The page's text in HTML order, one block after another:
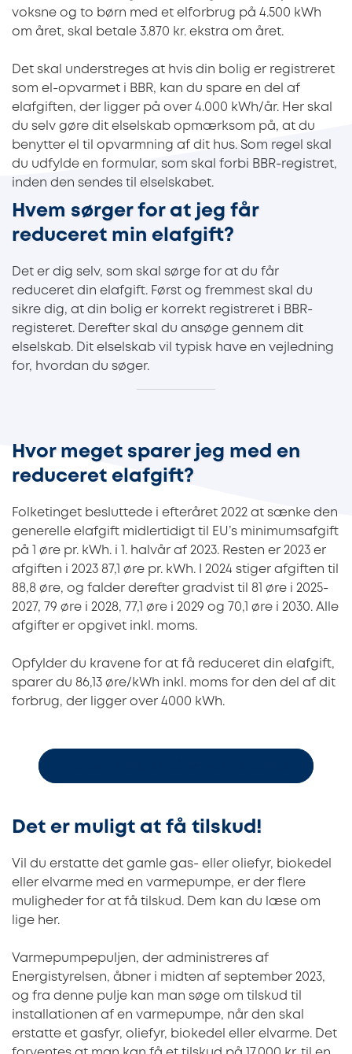
voksne og to børn med et elforbrug på 4.500 kWh
om året, skal betale 3.870 kr. ekstra om året.
Det skal understreges at hvis din bolig er registreret
som el-opvarmet i BBR, kan du spare en del af
elafgiften, der ligger på over 4.000 kWh/år. Her skal
du selv gøre dit elselskab opmærksom på, at du
benytter el til opvarmning af dit hus. Som regel skal
du udfylde en formular, som skal forbi BBR-registret,
inden den sendes til elselskabet.
Hvem sørger for at jeg får
reduceret min elafgift?
Det er dig selv, som skal sørge for at du får
reduceret din elafgift. Først og fremmest skal du
sikre dig, at din bolig er korrekt registreret i BBR-
registeret. Derefter skal du ansøge gennem dit
elselskab. Dit elselskab vil typisk have en vejledning
for, hvordan du søger.
Hvor meget sparer jeg med en
reduceret elafgift?
Folketinget besluttede i efteråret 2022 at sænke den
generelle elafgift midlertidigt til EU’s minimumsafgift
på 1 øre pr. kWh. i 1. halvår af 2023. Resten er 2023 er
afgiften i 2023 87,1 øre pr. kWh. I 2024 stiger afgiften til
88,8 øre, og falder derefter gradvist til 81 øre i 2025-
2027, 79 øre i 2028, 77,1 øre i 2029 og 70,1 øre i 2030. Alle
afgifter er opgivet inkl. moms.
Opfylder du kravene for at få reduceret din elafgift,
sparer du 86,13 øre/kWh inkl. moms for den del af dit
forbrug, der ligger over 4000 kWh.
Det er muligt at få tilskud!
Vil du erstatte det gamle gas- eller oliefyr, biokedel
eller elvarme med en varmepumpe, er der flere
muligheder for at få tilskud. Dem kan du læse om
lige her.
Varmepumpepuljen, der administreres af
Energistyrelsen, åbner i midten af september 2023,
og fra denne pulje kan man søge om tilskud til
installationen af en varmepumpe, når den skal
erstatte et gasfyr, oliefyr, biokedel eller elvarme. Det